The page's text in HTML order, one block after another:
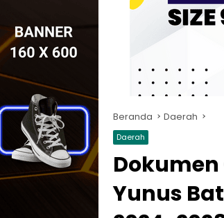
Beranda Daerah
Daerah
Dokumen
Yunus